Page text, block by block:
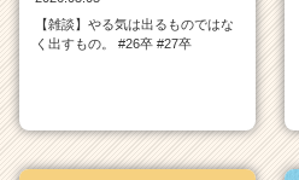
ャ
企
業
【雑談】やる気は出るものではな
く出すもの。 #26卒 #27卒